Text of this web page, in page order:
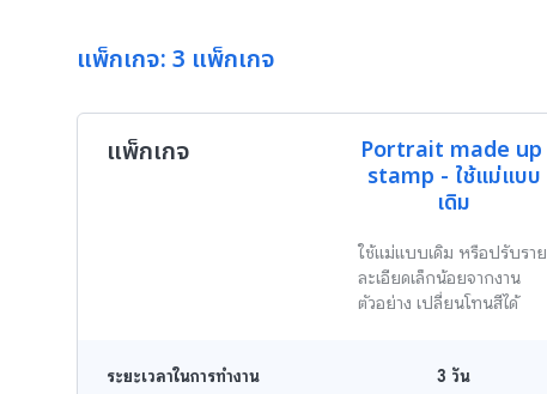
แพ็กเกจ: 3 แพ็กเกจ
แพ็กเกจ
Portrait made up
stamp - ใช้แม่แบบ
เดิม
ใช้แม่แบบเดิม หรือปรับราย
ละเอียดเล็กน้อยจากงาน
ตัวอย่าง เปลี่ยนโทนสีได้
ระยะเวลาในการทำงาน 3 วัน